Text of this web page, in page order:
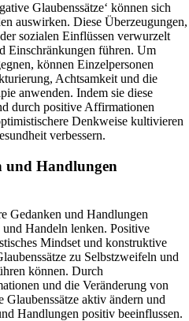
Glaubenssätze‘ können sich
auswirken. Diese Überzeugungen,
sozialen Einflüssen verwurzelt
Einschränkungen führen. Um
können Einzelpersonen
Achtsamkeit und die
anwenden. Indem sie diese
durch positive Affirmationen
Denkweise kultivieren
verbessern.
und Handlungen
Gedanken und Handlungen
Handeln lenken. Positive
Mindset und konstruktive
zu Selbstzweifeln und
können. Durch
und die Veränderung von
aktiv ändern und
Handlungen positiv beeinflussen.